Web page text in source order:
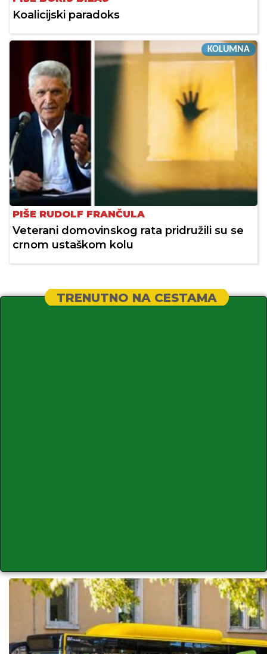
Koalicijski paradoks
KOLUMNA
PIŠE RUDOLF FRANČULA
Veterani domovinskog rata pridružili su se
crnom ustaškom kolu
TRENUTNO NA CESTAMA